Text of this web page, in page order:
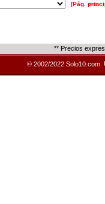
[Pág.
** Precios
© 2002/2022 Solo10.com